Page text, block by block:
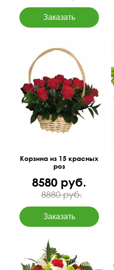
С рускусом
45 см
35 см
Корзина из 15 красных
роз
8580 руб.
8880 руб.